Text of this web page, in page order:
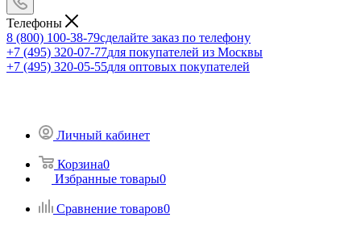
Телефоны
8 (800) 100-38-79сделайте заказ по телефону
+7 (495) 320-07-77для покупателей из Москвы
+7 (495) 320-05-55для оптовых покупателей
Личный кабинет
Корзина0
Избранные товары0
Сравнение товаров0